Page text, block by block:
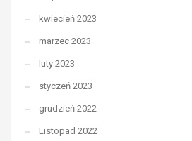
kwiecień 2023
marzec 2023
luty 2023
styczeń 2023
grudzień 2022
Listopad 2022